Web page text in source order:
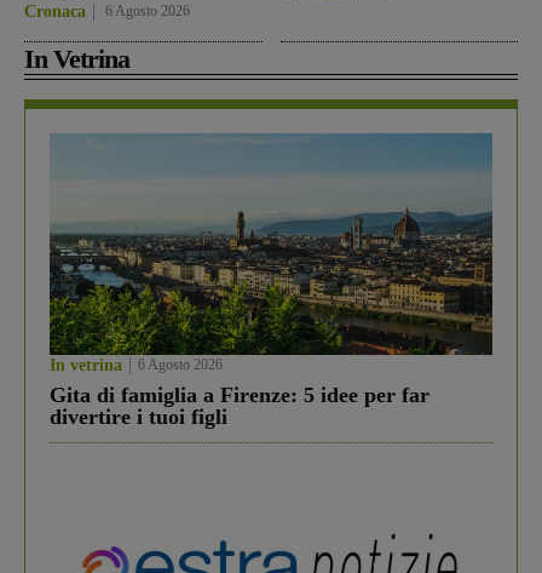
Cronaca 6 Agosto 2026
In Vetrina
In vetrina 6 Agosto 2026
Gita di famiglia a Firenze: 5 idee per far
divertire i tuoi figli